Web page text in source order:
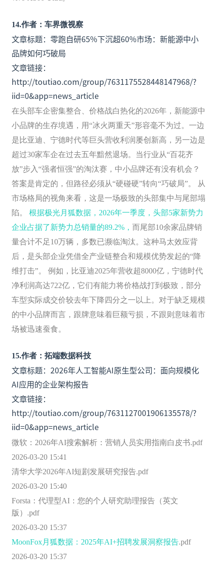
14.作者：车界微视察
文章标题：零跑自研65%下沉超60%市场：新能源中小
品牌如何巧破局
文章链接：
http://toutiao.com/group/7631175528448147968/?
iid=0&app=news_article
在头部车企密集整合、价格战白热化的2026年，新能源中
小品牌的生存境遇，用“冰火两重天”形容毫不为过。一边
是比亚迪、宁德时代等巨头营收利润屡创新高，另一边是
超过30家车企在过去五年黯然退场。当行业从“百花齐
放”步入“强者恒强”的淘汰赛，中小品牌还有没有机会？
答案是肯定的，但路径必须从“硬碰硬”转向“巧破局”。 从
市场格局的视角来看，这是一场极致的头部集中与尾部塌
陷。 根据极光月狐数据，2026年一季度，头部5家新势力
企业占据了新势力总销量的89.2%， 而尾部10余家品牌销
量合计不足10万辆，多数已濒临淘汰。这种马太效应背
后，是头部企业凭借全产业链整合和规模优势发起的“降
维打击”。 例如，比亚迪2025年营收超8000亿，宁德时代
净利润高达722亿，它们有能力将价格战打到极致，部分
车型实际成交价较去年下降四分之一以上。对于缺乏规模
的中小品牌而言，跟牌意味着巨额亏损，不跟则意味着市
场被迅速蚕食。
15.作者：拓端数据科技
文章标题：2026年人工智能AI原生型公司：面向规模化
AI应用的企业架构报告
文章链接：
http://toutiao.com/group/7631127001906135578/?
iid=0&app=news_article
微软：2026年AI搜索解析：营销人员实用指南白皮书.pdf
2026-03-20 15:41
清华大学2026年AI短剧发展研究报告.pdf
2026-03-20 15:40
Forsta：代理型AI：您的个人研究助理报告（英文
版）.pdf
2026-03-20 15:37
MoonFox月狐数据：2025年AI+招聘发展洞察报告.pdf
2026-03-20 15:37